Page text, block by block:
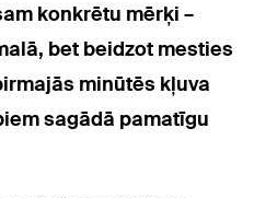
konkrētu mērķi –
bet beidzot mesties
minūtēs kļuva
sagādā pamatīgu